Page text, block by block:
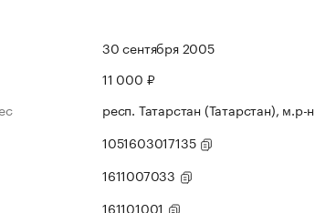
30 сентября 2005
11 000 ₽
респ. Татарстан (Татарстан), м.р-
1051603017135
1611007033
161101001